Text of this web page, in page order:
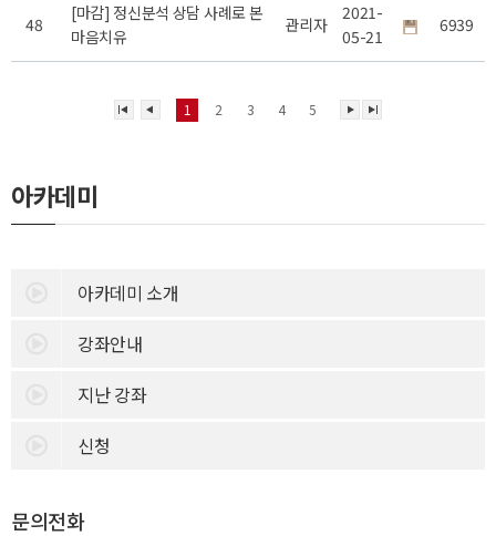
48
[마감] 정신분석 상담 사례로 본
마음치유
관리자
2021-
05-21
6939
1 2 3 4 5
아카데미
아카데미 소개
강좌안내
지난 강좌
신청
문의전화